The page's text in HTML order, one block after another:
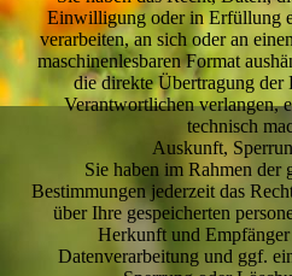
Einwilligung oder in Erfüllung
verarbeiten, an sich oder an
maschinenlesbaren Format
die direkte Übertragung der
Verantwortlichen verlangen,
technisch
Auskunft,
Sie haben im Rahmen der
Bestimmungen jederzeit das
über Ihre gespeicherten
Herkunft und
Datenverarbeitung und ggf.